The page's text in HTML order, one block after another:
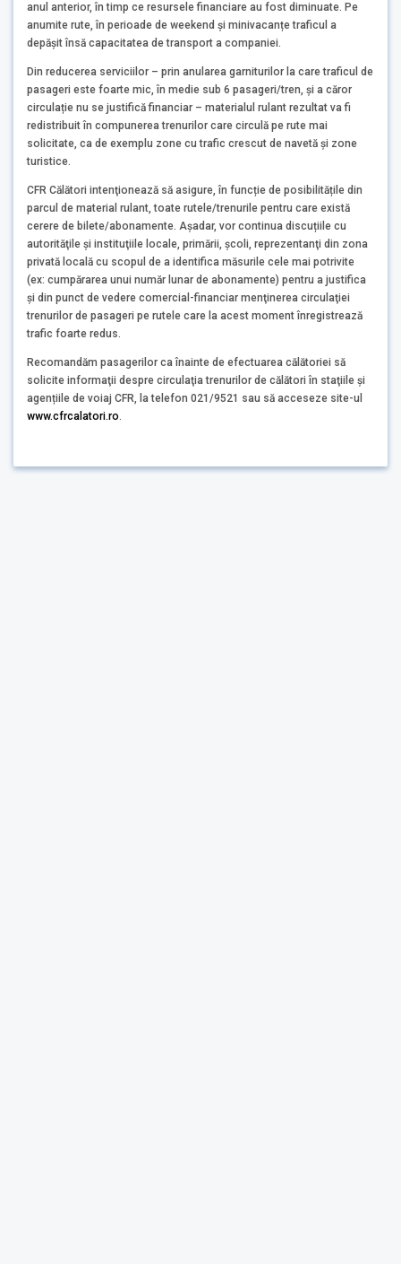
anul anterior, în timp ce resursele financiare au fost diminuate. Pe
anumite rute, în perioade de weekend și minivacanțe traficul a
depășit însă capacitatea de transport a companiei.
Din reducerea serviciilor – prin anularea garniturilor la care traficul de
pasageri este foarte mic, în medie sub 6 pasageri/tren, și a căror
circulație nu se justifică financiar – materialul rulant rezultat va fi
redistribuit în compunerea trenurilor care circulă pe rute mai
solicitate, ca de exemplu zone cu trafic crescut de navetă și zone
turistice.
CFR Călători intenţionează să asigure, în funcție de posibilitățile din
parcul de material rulant, toate rutele/trenurile pentru care există
cerere de bilete/abonamente. Așadar, vor continua discuțiile cu
autorităţile şi instituţiile locale, primării, şcoli, reprezentanţi din zona
privată locală cu scopul de a identifica măsurile cele mai potrivite
(ex: cumpărarea unui număr lunar de abonamente) pentru a justifica
şi din punct de vedere comercial-financiar menţinerea circulaţiei
trenurilor de pasageri pe rutele care la acest moment înregistrează
trafic foarte redus.
Recomandăm pasagerilor ca înainte de efectuarea călătoriei să
solicite informaţii despre circulaţia trenurilor de călători în staţiile și
agențiile de voiaj CFR, la telefon 021/9521 sau să acceseze site-ul
www.cfrcalatori.ro